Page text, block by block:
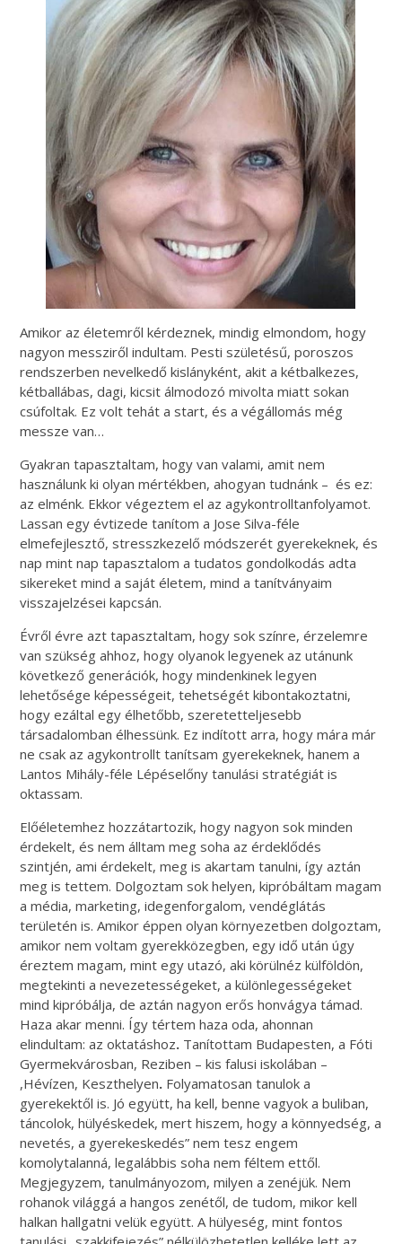
Amikor az életemről kérdeznek, mindig elmondom, hogy
nagyon messziről indultam. Pesti születésű, poroszos
rendszerben nevelkedő kislányként, akit a kétbalkezes,
kétballábas, dagi, kicsit álmodozó mivolta miatt sokan
csúfoltak. Ez volt tehát a start, és a végállomás még
messze van…
Gyakran tapasztaltam, hogy van valami, amit nem
használunk ki olyan mértékben, ahogyan tudnánk – és ez:
az elménk. Ekkor végeztem el az agykontrolltanfolyamot.
Lassan egy évtizede tanítom a Jose Silva-féle
elmefejlesztő, stresszkezelő módszerét gyerekeknek, és
nap mint nap tapasztalom a tudatos gondolkodás adta
sikereket mind a saját életem, mind a tanítványaim
visszajelzései kapcsán.
Évről évre azt tapasztaltam, hogy sok színre, érzelemre
van szükség ahhoz, hogy olyanok legyenek az utánunk
következő generációk, hogy mindenkinek legyen
lehetősége képességeit, tehetségét kibontakoztatni,
hogy ezáltal egy élhetőbb, szeretetteljesebb
társadalomban élhessünk. Ez indított arra, hogy mára már
ne csak az agykontrollt tanítsam gyerekeknek, hanem a
Lantos Mihály-féle Lépéselőny tanulási stratégiát is
oktassam.
Előéletemhez hozzátartozik, hogy nagyon sok minden
érdekelt, és nem álltam meg soha az érdeklődés
szintjén, ami érdekelt, meg is akartam tanulni, így aztán
meg is tettem. Dolgoztam sok helyen, kipróbáltam magam
a média, marketing, idegenforgalom, vendéglátás
területén is. Amikor éppen olyan környezetben dolgoztam,
amikor nem voltam gyerekközegben, egy idő után úgy
éreztem magam, mint egy utazó, aki körülnéz külföldön,
megtekinti a nevezetességeket, a különlegességeket
mind kipróbálja, de aztán nagyon erős honvágya támad.
Haza akar menni. Így tértem haza oda, ahonnan
elindultam: az oktatáshoz. Tanítottam Budapesten, a Fóti
Gyermekvárosban, Reziben – kis falusi iskolában –
,Hévízen, Keszthelyen. Folyamatosan tanulok a
gyerekektől is. Jó együtt, ha kell, benne vagyok a buliban,
táncolok, hülyéskedek, mert hiszem, hogy a könnyedség, a
nevetés, a gyerekeskedés” nem tesz engem
komolytalanná, legalábbis soha nem féltem ettől.
Megjegyzem, tanulmányozom, milyen a zenéjük. Nem
rohanok világgá a hangos zenétől, de tudom, mikor kell
halkan hallgatni velük együtt. A hülyeség, mint fontos